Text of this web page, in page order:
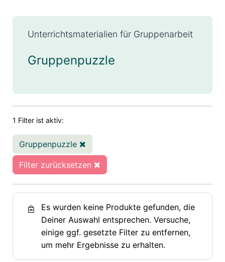
Unterrichtsmaterialien für Gruppenarbeit
Gruppenpuzzle
1 Filter ist aktiv:
Gruppenpuzzle
Filter zurücksetzen
Es wurden keine Produkte gefunden, die
Deiner Auswahl entsprechen. Versuche,
einige ggf. gesetzte Filter zu entfernen,
um mehr Ergebnisse zu erhalten.